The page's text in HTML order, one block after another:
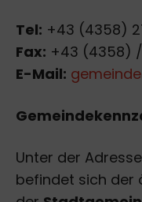
Tel: +43 (4358)
Fax: +43 (4358) /
E-Mail:
Unter der
befindet sich der